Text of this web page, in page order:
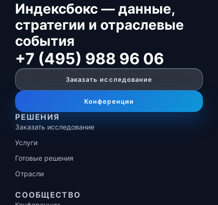
Индексбокс — данные,
стратегии и отраслевые
события
+7 (495) 988 96 06
Заказать исследование
Конференции
РЕШЕНИЯ
Заказать исследование
Услуги
Готовые решения
Отрасли
СООБЩЕСТВО